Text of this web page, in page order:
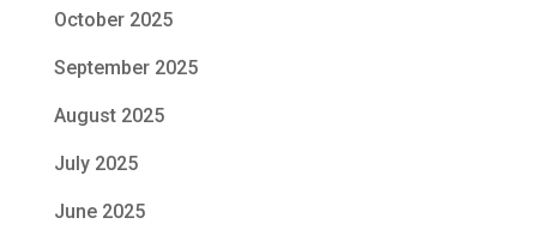
October 2025
September 2025
August 2025
July 2025
June 2025